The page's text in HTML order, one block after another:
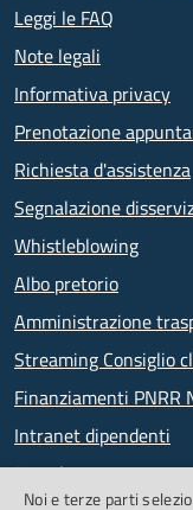
Leggi le FAQ
Note legali
Informativa privacy
Prenotazione
Richiesta d'assistenza
Segnalazione
Whistleblowing
Albo pretorio
Amministrazione
Streaming Consiglio
Finanziamenti PNRR
Intranet dipendenti
Newsletter
Noi e terze parti